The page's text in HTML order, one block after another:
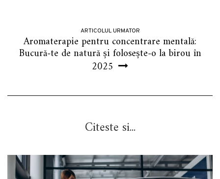
ARTICOLUL URMATOR
Aromaterapie pentru concentrare mentală:
Bucură-te de natură și folosește-o la birou în
2025
Citeste si...